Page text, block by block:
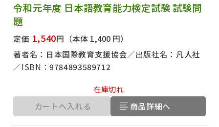
令和元年度 日本語教育能力検定試験 試験問
題
定価 1,540円 （本体 1,400 円）
著者名： 日本国際教育支援協会 出版社名： 凡人社
ISBN：9784893589712
在庫切れ
カートへ入れる 商品詳細へ